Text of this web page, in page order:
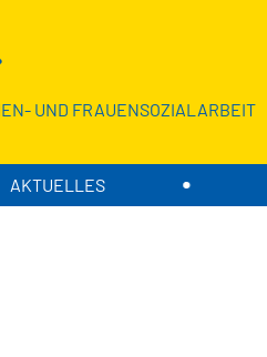
UND FRAUENSOZIALARBEIT
AKTUELLES